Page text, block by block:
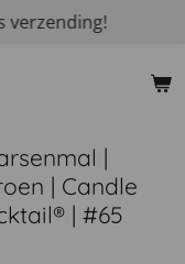
verzending!
|
| Candle
| #65